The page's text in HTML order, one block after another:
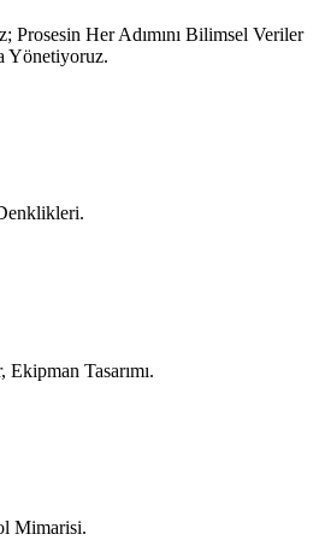
Prosesin Her Adımını Bilimsel Veriler
Yönetiyoruz.
Tasarımı.
Mimarisi.